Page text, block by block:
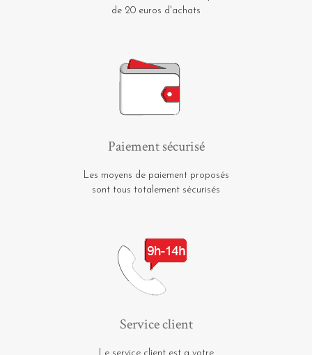
de 20 euros d'achats
Paiement sécurisé
Les moyens de paiement proposés
sont tous totalement sécurisés
Service client
Le service client est a votre